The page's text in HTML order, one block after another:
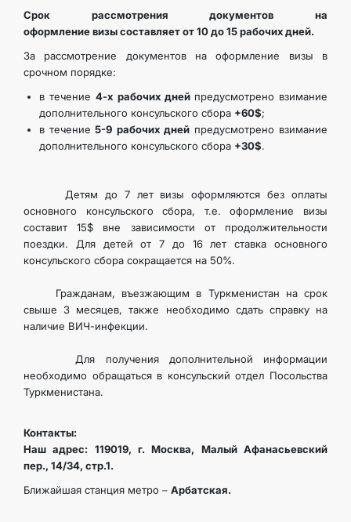
Срок рассмотрения документов на
оформление визы составляет от 10 до 15 рабочих дней.
За рассмотрение документов на оформление визы в
срочном порядке:
в течение4-х рабочих дней предусмотрено взимание
дополнительного консульского сбора +60$;
в течение 5-9 рабочих днейпредусмотрено взимание
дополнительного консульского сбора +30$.
Детям до 7 лет визы оформляются без оплаты
основного консульского сбора, т.е. оформление визы
составит 15$ вне зависимости от продолжительности
поездки. Для детей от 7 до 16 лет ставка основного
консульского сбора сокращается на 50%.
Гражданам, въезжающим в Туркменистан на срок
свыше 3 месяцев, также необходимо сдать справку на
наличие ВИЧ-инфекции.
Для получения дополнительной информации
необходимо обращаться в консульский отдел Посольства
Туркменистана.
Контакты:
Наш адрес: 119019, г. Москва, Малый Афанасьевский
пер., 14/34, стр.1.
Ближайшая станция метро – Арбатская.